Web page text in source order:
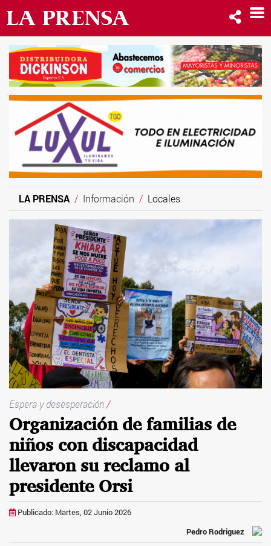
LA PRENSA Información Locales
Espera y desesperación/
Organización de familias de
niños con discapacidad
llevaron su reclamo al
presidente Orsi
Publicado: Martes, 02 Junio 2026
Pedro Rodriguez